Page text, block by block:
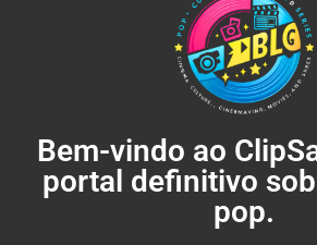
Bem-vindo ao
portal definitivo
pop.